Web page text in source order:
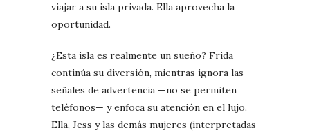
viajar a su isla privada. Ella aprovecha la
oportunidad.
¿Esta isla es realmente un sueño? Frida
continúa su diversión, mientras ignora las
señales de advertencia —no se permiten
teléfonos— y enfoca su atención en el lujo.
Ella, Jess y las demás mujeres (interpretadas